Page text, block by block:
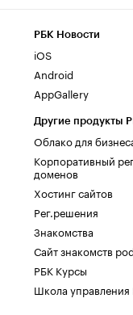
РБК Новости
iOS
Android
AppGallery
Другие продукты
Облако для
Корпоративный
доменов
Хостинг сайтов
Рег.решения
Знакомства
Сайт знакомств
РБК Курсы
Школа управления